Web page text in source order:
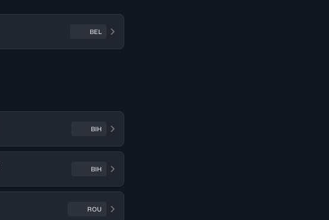
BEL
BIH
BIH
ROU